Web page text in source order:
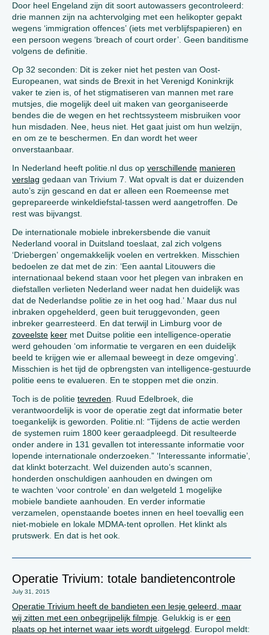
Door heel Engeland zijn dit soort autowassers gecontroleerd:
drie mannen zijn na achtervolging met een helikopter gepakt
wegens ‘immigration offences’ (iets met verblijfspapieren) en
een persoon wegens ‘breach of court order’. Geen banditisme
volgens de definitie.
Op 32 seconden: Dit is zeker niet het pesten van Oost-
Europeanen, wat sinds de Brexit in het Verenigd Koninkrijk
vaker te zien is, of het stigmatiseren van mannen met rare
mutsjes, die mogelijk deel uit maken van georganiseerde
bendes die de wegen en het rechtssysteem misbruiken voor
hun misdaden. Nee, heus niet. Het gaat juist om hun welzijn,
en om ze te beschermen. En dan wordt het weer
onverstaanbaar.
In Nederland heeft politie.nl dus op verschillende manieren
verslag gedaan van Trivium 7. Wat opvalt is dat er duizenden
auto’s zijn gescand en dat er alleen een Roemeense met
geprepareerde winkeldiefstal-tassen werd aangetroffen. De
rest was bijvangst.
De internationale mobiele inbrekersbende die vanuit
Nederland vooral in Duitsland toeslaat, zal zich volgens
‘Driebergen’ ongemakkelijk voelen en vertrekken. Misschien
bedoelen ze dat met de zin: ‘Een aantal Litouwers die
internationaal bekend staan voor het plegen van inbraken en
diefstallen verlieten Nederland weer nadat hen duidelijk was
dat de Nederlandse politie ze in het oog had.’ Maar dus nul
inbraken opgehelderd, geen buit teruggevonden, geen
inbreker gearresteerd. En dat terwijl in Limburg voor de
zoveelste keer met Duitse politie een intelligence-operatie
werd gehouden ‘om informatie te vergaren en een duidelijk
beeld te krijgen wie er allemaal beweegt in deze omgeving’.
Misschien is het tijd de opbrengsten van intelligence-gestuurde
politie eens te evalueren. En te stoppen met die onzin.
Toch is de politie tevreden . Ruud Edelbroek, die
verantwoordelijk is voor de operatie zegt dat informatie beter
toegankelijk is geworden. Politie.nl: “Tijdens de actie werden
de systemen ruim 1800 keer geraadpleegd. Dit resulteerde
onder andere in 131 gevallen tot interessante informatie voor
lopende internationale onderzoeken.” ‘Interessante informatie’,
dat klinkt boterzacht. Wel duizenden auto’s scannen,
honderden onschuldigen aanhouden en dwingen om
te wachten ‘voor controle’ en dan welgeteld 1 mogelijke
mobiele bandiete aanhouden. En verder informatie
verzamelen, openstaande boetes innen en heel toevallig een
niet-mobiele en lokale MDMA-tent oprollen. Het klinkt als
prutswerk. En dat is het ook.
Operatie Trivium: totale bandietencontrole
July 31, 2015
Operatie Trivium heeft de bandieten een lesje geleerd, maar
wij zitten met een onbegrijpelijk filmpje . Gelukkig is er een
plaats op het internet waar iets wordt uitgelegd . Europol meldt: